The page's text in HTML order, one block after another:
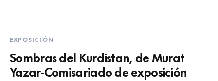
EXPOSICIÓN
Sombras del Kurdistan, de Murat
Yazar-Comisariado de exposición